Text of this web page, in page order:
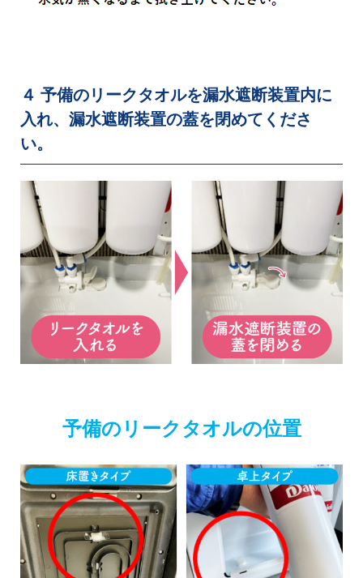
４ 予備のリークタオルを漏水遮断装置内に
入れ、漏水遮断装置の蓋を閉めてくださ
い。
予備のリークタオルの位置